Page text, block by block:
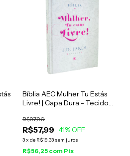
Bíblia AEC Mulher Tu Estás
Livre! | Capa Dura - Tecido
R$57,99
R$97,90
41% OFF
3x de R$19,33 sem juros
R$56,25 com Pix